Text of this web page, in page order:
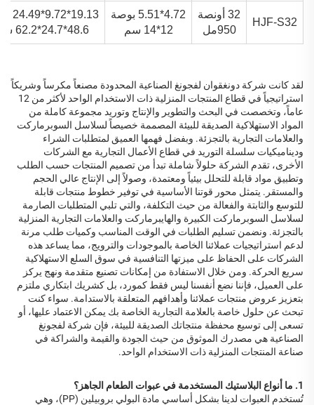
HJF-S32
32 أونصة
950مل
4.72*5.51 بوصة
12*14 سم
19.13*9.72*24.49 بوصة
48.6*24.7*62.2 سم
لقد كانت شركة دونغقوان لفجونغ الصناعية المحدودة مصنعاً مكرساً وشريكاً
استراتيجياً في قطاع المنتجات المنزلية ذات الاستخدام الواحد لأكثر من 12
عاماً، وتخصصت في البحث والتطوير والإنتاج وتوريد مجموعة كاملة من
المواد الاستهلاكية الصديقة للبيئة المصممة خصيصاً لسلاسل السوبرماركت
والعلامات التجارية بالتجزئة. وبفضل فهمها العميق لمتطلبات الشراء
وديناميكيات سلسلة التوريد في قطاع الأعمال التجارية مع الشركات
الأخرى، تقدم الشركة حلولاً شاملة تبدأ من تصميم المنتجات حسب الطلب
وتطبيق مواد قابلة للتحلل بيئياً ومعتمدة، وصولاً إلى الإنتاج عالي الحجم
والمستقر. يتمثل محور قوتنا الأساسية في توفير خطوط منتجات قابلة
للتوسع والثابتة والفعالة من حيث التكلفة، والتي تلبي المتطلبات الصارمة
لسلاسل السوبرماركت الكبيرة والهايبرماركت والعلامات التجارية المنزلية
بالتجزئة. ونضمن تسليم الطلبات في الوقت المناسب وكميات طلب مرنة
لدعم استراتيجيات عملائنا الخاصة بالموجودات والترويج، مما يساعد هذه
الشركات على الحفاظ على ميزتها التنافسية في سوق السلع الاستهلاكية
سريع الحركة. ومن خلال الاستفادة من إمكانات تصنيع متقدمة ونهج يركز
على العميل، فإننا نضع أنفسنا ليس فقط كمورد، بل كشريك ابتكاري ملتزم
بتعزيز عروض منتجات عملائنا وأهدافهم المتعلقة بالاستدامة. سواء كنت
تبحث عن حلول خاصة بالعلامة التجارية الخاصة بك يمكن الاعتماد عليها، أو
تسعى إلى توسيع محفظة منتجاتك الصديقة للبيئة، فإن شركة لفجونغ
الصناعية هي مصدرك الموثوق من حيث الجودة والقيمة والشراكة في
صناعة المنتجات المنزلية ذات الاستخدام الواحد.
1. ما أنواع البلاستيك المستخدمة في عبوات الطعام الجاهز؟
تُستخدم العبوات لدينا بشكل أساسي مادة البولي بروبيلين (PP)، وهي